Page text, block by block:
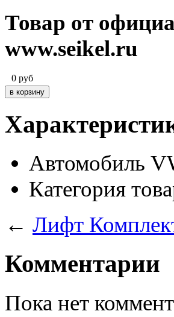
Товар от
www.seikel.ru
0 руб
Автомобиль
Категория
← Лифт
Комментарии
Пока нет